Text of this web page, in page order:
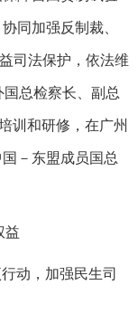
同加强反制裁、
司法保护，依法维
总检察长、副总
训和研修，在广州
－东盟成员国总
益
动，加强民生司